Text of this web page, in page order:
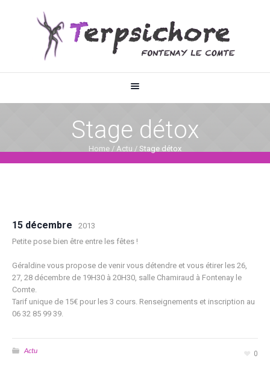
Stage détox
Home / Actu / Stage détox
15 décembre
2013
Petite pose bien être entre les fêtes !
Géraldine vous propose de venir vous détendre et vous étirer les 26,
27, 28 décembre de 19H30 à 20H30, salle Chamiraud à Fontenay le
Comte.
Tarif unique de 15€ pour les 3 cours. Renseignements et inscription au
06 32 85 99 39.
0
Actu